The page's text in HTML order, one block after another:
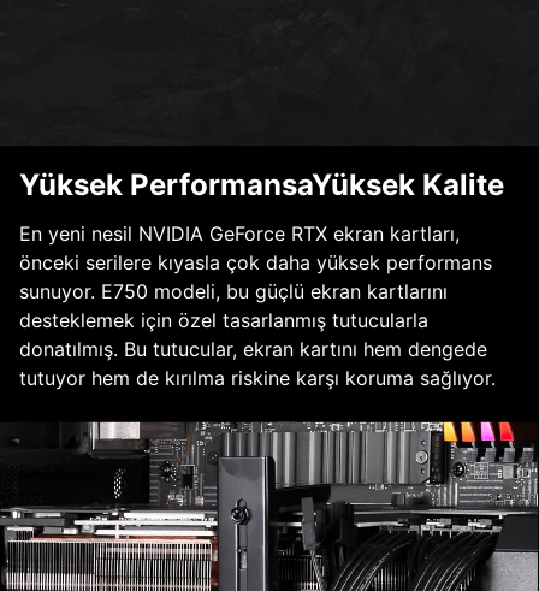
Yüksek PerformansaYüksek Kalite
En yeni nesil NVIDIA GeForce RTX ekran kartları,
önceki serilere kıyasla çok daha yüksek performans
sunuyor. E750 modeli, bu güçlü ekran kartlarını
desteklemek için özel tasarlanmış tutucularla
donatılmış. Bu tutucular, ekran kartını hem dengede
tutuyor hem de kırılma riskine karşı koruma sağlıyor.